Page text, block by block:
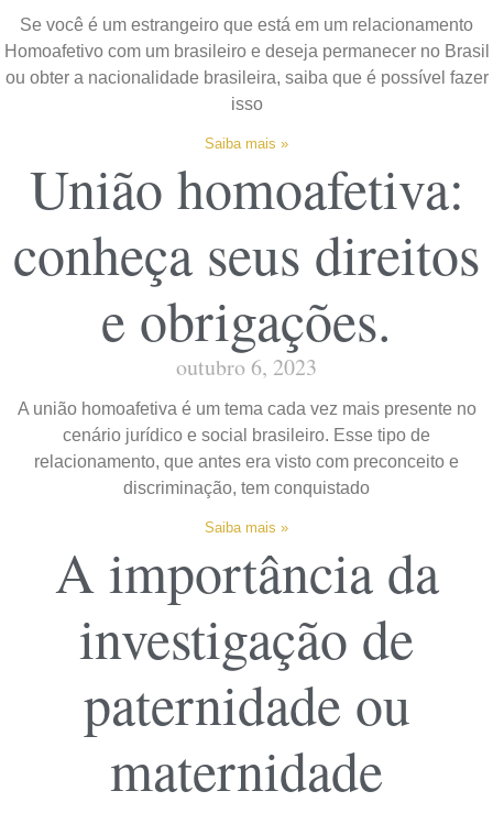
Se você é um estrangeiro que está em um relacionamento
Homoafetivo com um brasileiro e deseja permanecer no Brasil
ou obter a nacionalidade brasileira, saiba que é possível fazer
isso
Saiba mais »
União homoafetiva:
conheça seus direitos
e obrigações.
outubro 6, 2023
A união homoafetiva é um tema cada vez mais presente no
cenário jurídico e social brasileiro. Esse tipo de
relacionamento, que antes era visto com preconceito e
discriminação, tem conquistado
Saiba mais »
A importância da
investigação de
paternidade ou
maternidade